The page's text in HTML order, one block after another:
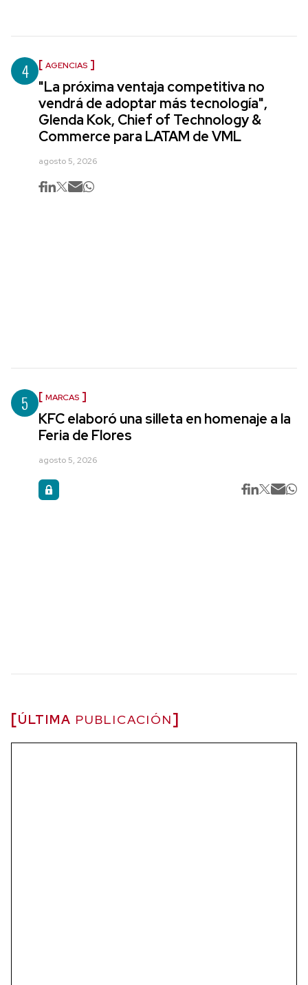
4 AGENCIAS
"La próxima ventaja competitiva no
vendrá de adoptar más tecnología",
Glenda Kok, Chief of Technology &
Commerce para LATAM de VML
agosto 5, 2026
5 MARCAS
KFC elaboró una silleta en homenaje a la
Feria de Flores
agosto 5, 2026
ÚLTIMA PUBLICACIÓN